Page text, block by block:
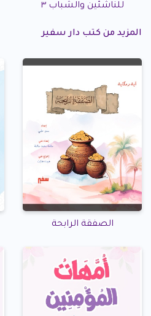
للناشئين والشباب ٣
المزيد من كتب دار سفير
الصفقة الرابحة